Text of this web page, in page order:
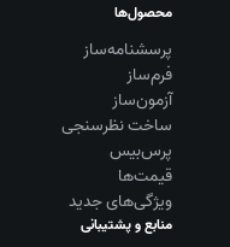
محصول‌ها
پرسشنامه‌ساز
فرم‌ساز
آزمون‌ساز
ساخت نظرسنجی
پرس‌بیس
قیمت‌ها
ویژگی‌های جدید
منابع و پشتیبانی